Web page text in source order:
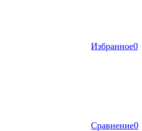
Избранное0
Сравнение0